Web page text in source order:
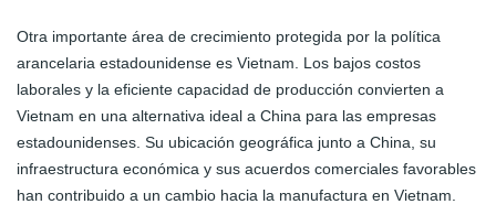
Otra importante área de crecimiento protegida por la política
arancelaria estadounidense es Vietnam. Los bajos costos
laborales y la eficiente capacidad de producción convierten a
Vietnam en una alternativa ideal a China para las empresas
estadounidenses. Su ubicación geográfica junto a China, su
infraestructura económica y sus acuerdos comerciales favorables
han contribuido a un cambio hacia la manufactura en Vietnam.